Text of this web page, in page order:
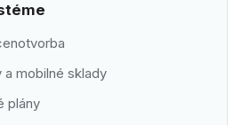
a mobilné sklady
plány